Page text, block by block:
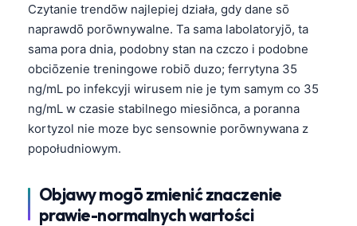
Czytanie trendōw najlepiej działa, gdy dane sō
naprawdō porōwnywalne. Ta sama labolatoryjō, ta
sama pora dnia, podobny stan na czczo i podobne
obciōzenie treningowe robiō duzo; ferrytyna 35
ng/mL po infekcyji wirusem nie je tym samym co 35
ng/mL w czasie stabilnego miesiōnca, a poranna
kortyzol nie moze byc sensownie porōwnywana z
popołudniowym.
Objawy mogō zmienić znaczenie
prawie-normalnych wartości